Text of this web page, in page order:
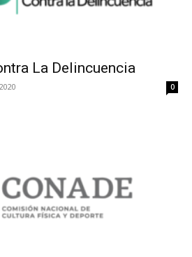
La Delincuencia
0